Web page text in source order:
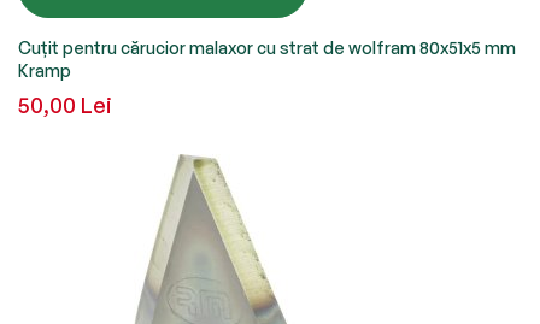
Cuțit pentru cărucior malaxor cu strat de wolfram 80x51x5 mm
Kramp
50,00 Lei